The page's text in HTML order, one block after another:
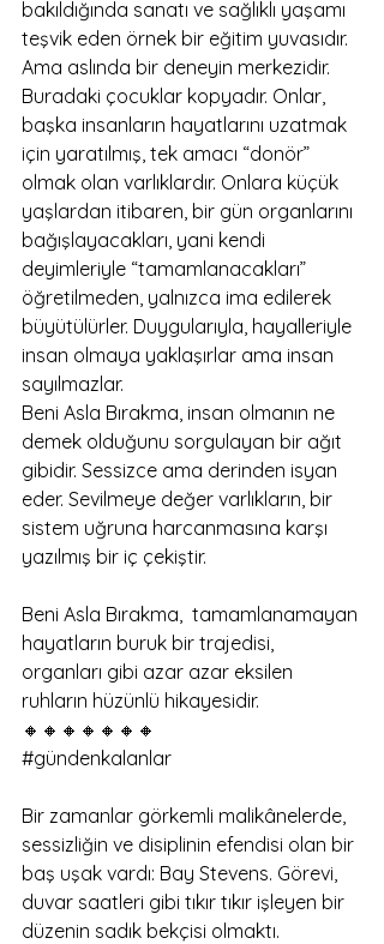
bakıldığında sanatı ve sağlıklı yaşamı
teşvik eden örnek bir eğitim yuvasıdır.
Ama aslında bir deneyin merkezidir.
Buradaki çocuklar kopyadır. Onlar,
başka insanların hayatlarını uzatmak
için yaratılmış, tek amacı “donör”
olmak olan varlıklardır. Onlara küçük
yaşlardan itibaren, bir gün organlarını
bağışlayacakları, yani kendi
deyimleriyle “tamamlanacakları”
öğretilmeden, yalnızca ima edilerek
büyütülürler. Duygularıyla, hayalleriyle
insan olmaya yaklaşırlar ama insan
sayılmazlar.
Beni Asla Bırakma, insan olmanın ne
demek olduğunu sorgulayan bir ağıt
gibidir. Sessizce ama derinden isyan
eder. Sevilmeye değer varlıkların, bir
sistem uğruna harcanmasına karşı
yazılmış bir iç çekiştir.
Beni Asla Bırakma,  tamamlanamayan
hayatların buruk bir trajedisi,
organları gibi azar azar eksilen
ruhların hüzünlü hikayesidir.
🔸️🔸️🔸️🔸️🔸️🔸️🔸️
#gündenkalanlar
Bir zamanlar görkemli malikânelerde,
sessizliğin ve disiplinin efendisi olan bir
baş uşak vardı: Bay Stevens. Görevi,
duvar saatleri gibi tıkır tıkır işleyen bir
düzenin sadık bekçisi olmaktı.